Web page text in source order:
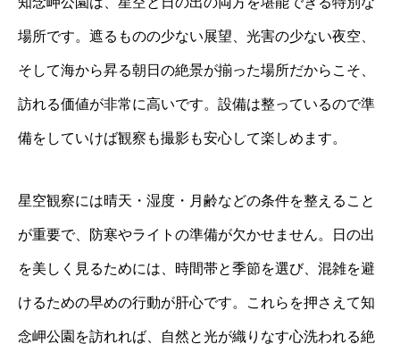
場所です。遮るものの少ない展望、光害の少ない夜空、
そして海から昇る朝日の絶景が揃った場所だからこそ、
訪れる価値が非常に高いです。設備は整っているので準
備をしていけば観察も撮影も安心して楽しめます。
星空観察には晴天・湿度・月齢などの条件を整えること
が重要で、防寒やライトの準備が欠かせません。日の出
を美しく見るためには、時間帯と季節を選び、混雑を避
けるための早めの行動が肝心です。これらを押さえて知
念岬公園を訪れれば、自然と光が織りなす心洗われる絶